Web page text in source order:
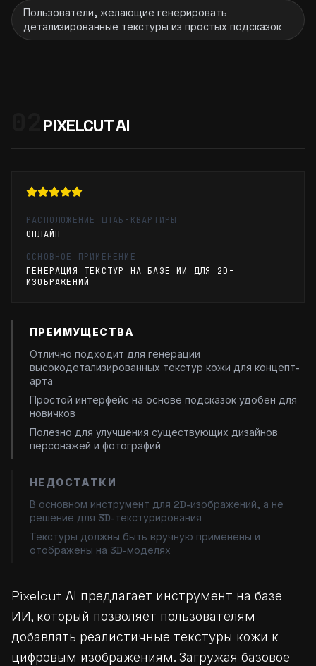
Пользователи, желающие генерировать
детализированные текстуры из простых подсказок
PIXELCUT AI
РАСПОЛОЖЕНИЕ ШТАБ-КВАРТИРЫ
ОНЛАЙН
ОСНОВНОЕ ПРИМЕНЕНИЕ
ГЕНЕРАЦИЯ ТЕКСТУР НА БАЗЕ ИИ ДЛЯ 2D-
ИЗОБРАЖЕНИЙ
ПРЕИМУЩЕСТВА
Отлично подходит для генерации
высокодетализированных текстур кожи для концепт-
арта
Простой интерфейс на основе подсказок удобен для
новичков
Полезно для улучшения существующих дизайнов
персонажей и фотографий
НЕДОСТАТКИ
В основном инструмент для 2D-изображений, а не
решение для 3D-текстурирования
Текстуры должны быть вручную применены и
отображены на 3D-моделях
Pixelcut AI предлагает инструмент на базе
ИИ, который позволяет пользователям
добавлять реалистичные текстуры кожи к
цифровым изображениям. Загружая базовое